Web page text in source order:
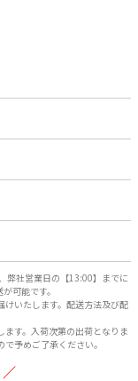
弊社営業日の【13:00】までに
可能です。
いたします。配送方法及び配
す。入荷次第の出荷となりま
予めご了承ください。